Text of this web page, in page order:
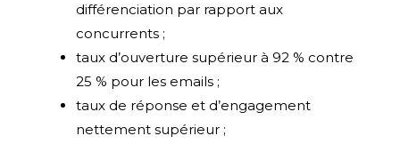
différenciation par rapport aux
concurrents ;
taux d’ouverture supérieur à 92 % contre
25 % pour les emails ;
taux de réponse et d’engagement
nettement supérieur ;